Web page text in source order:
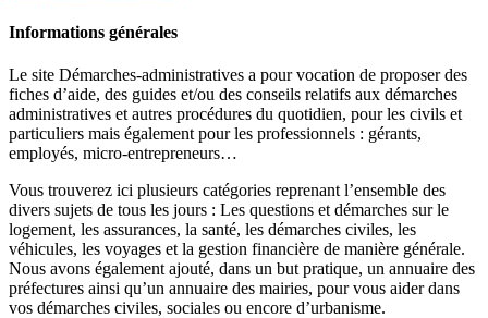
Informations générales
Le site Démarches-administratives a pour vocation de proposer des
fiches d’aide, des guides et/ou des conseils relatifs aux démarches
administratives et autres procédures du quotidien, pour les civils et
particuliers mais également pour les professionnels : gérants,
employés, micro-entrepreneurs…
Vous trouverez ici plusieurs catégories reprenant l’ensemble des
divers sujets de tous les jours : Les questions et démarches sur le
logement, les assurances, la santé, les démarches civiles, les
véhicules, les voyages et la gestion financière de manière générale.
Nous avons également ajouté, dans un but pratique, un annuaire des
préfectures ainsi qu’un annuaire des mairies, pour vous aider dans
vos démarches civiles, sociales ou encore d’urbanisme.